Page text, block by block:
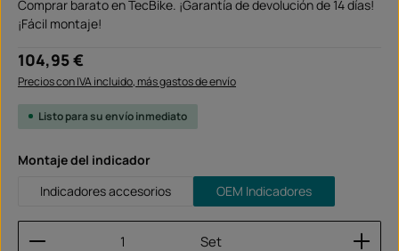
Comprar barato en TecBike. ¡Garantía de devolución de 14 días!
¡Fácil montaje!
Precio normal:
104,95 €
Precios con IVA incluido, más gastos de envío
Listo para su envío inmediato
Seleccione
Montaje del indicador
Indicadores accesorios
OEM Indicadores
Cantidad del producto: introduce la cantidad
Set